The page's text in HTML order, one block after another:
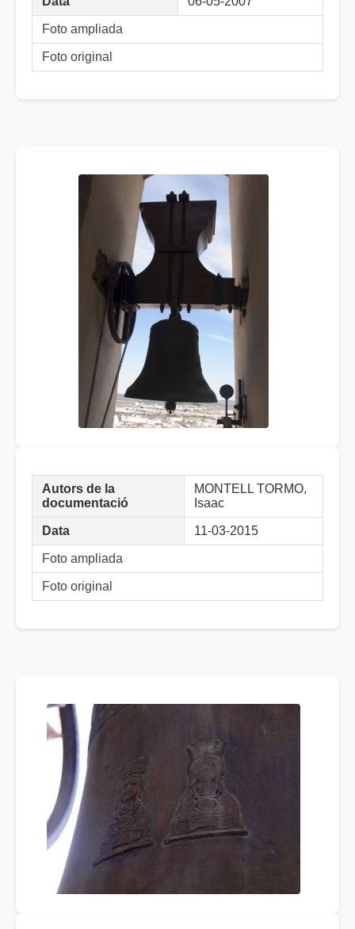
Foto ampliada
Foto original
Autors de la
documentació
MONTELL TORMO,
Isaac
Data 11-03-2015
Foto ampliada
Foto original